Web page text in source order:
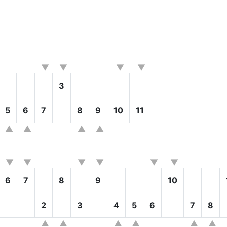
3
5 6 7 8 9 10 11
6 7 8 9 10
2 3 4 5 6 7 8